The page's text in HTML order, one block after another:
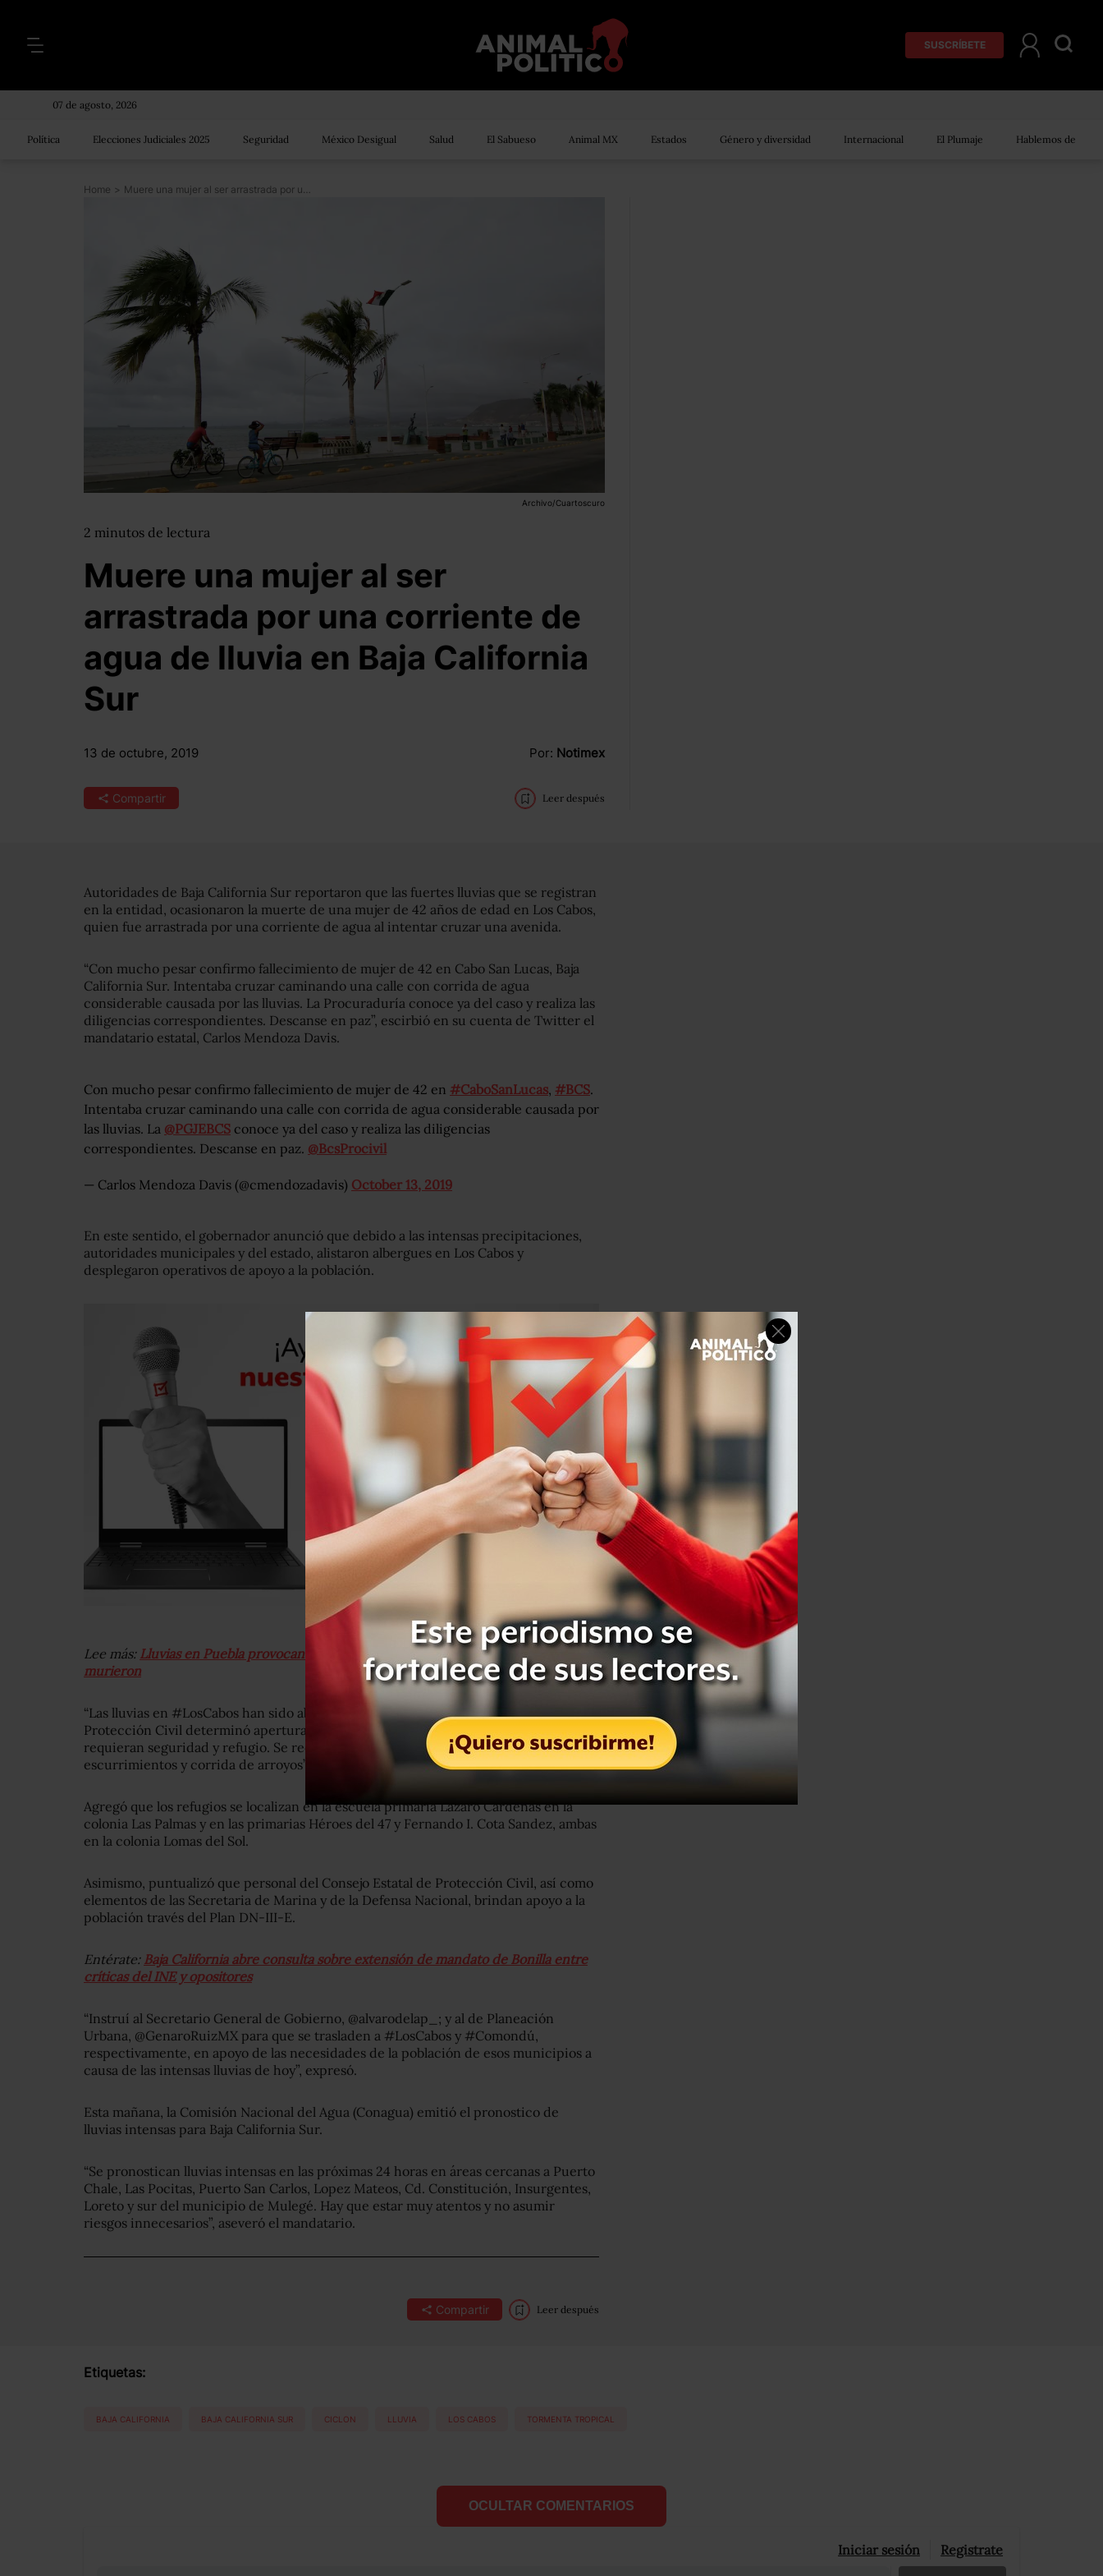
SUSCRÍBETE
07 de agosto, 2026
Política Elecciones Judiciales 2025 Seguridad México Desigual Salud El Sabueso Animal MX Estados Género y diversidad Internacional El Plumaje Hablemos de
Home > Muere una mujer al ser arrastrada por una corriente de agua de lluvia en Baja California Sur
Archivo/Cuartoscuro
2 minutos de lectura
Muere una mujer al ser
arrastrada por una corriente de
agua de lluvia en Baja California
Sur
13 de octubre, 2019 Por: Notimex
Compartir Leer después
Autoridades de Baja California Sur reportaron que las fuertes lluvias que se registran
en la entidad, ocasionaron la muerte de una mujer de 42 años de edad en Los Cabos,
quien fue arrastrada por una corriente de agua al intentar cruzar una avenida.
“Con mucho pesar confirmo fallecimiento de mujer de 42 en Cabo San Lucas, Baja
California Sur. Intentaba cruzar caminando una calle con corrida de agua
considerable causada por las lluvias. La Procuraduría conoce ya del caso y realiza las
diligencias correspondientes. Descanse en paz”, escirbió en su cuenta de Twitter el
mandatario estatal, Carlos Mendoza Davis.
Con mucho pesar confirmo fallecimiento de mujer de 42 en #CaboSanLucas, #BCS.
Intentaba cruzar caminando una calle con corrida de agua considerable causada por
las lluvias. La @PGJEBCS conoce ya del caso y realiza las diligencias
correspondientes. Descanse en paz. @BcsProcivil
— Carlos Mendoza Davis (@cmendozadavis) October 13, 2019
En este sentido, el gobernador anunció que debido a las intensas precipitaciones,
autoridades municipales y del estado, alistaron albergues en Los Cabos y
desplegaron operativos de apoyo a la población.
Lee más: Lluvias en Puebla provocan el deslave de un cerro; al menos seis personas
murieron
“Las lluvias en #LosCabos han sido abundantes por lo que su Consejo Municipal de
Protección Civil determinó aperturar 3 albergues para aquellas personas que
requieran seguridad y refugio. Se recomienda extremar precauciones por
escurrimientos y corrida de arroyos”, dijo.
Agregó que los refugios se localizan en la escuela primaria Lázaro Cárdenas en la
colonia Las Palmas y en las primarias Héroes del 47 y Fernando I. Cota Sandez, ambas
en la colonia Lomas del Sol.
Asimismo, puntualizó que personal del Consejo Estatal de Protección Civil, así como
elementos de las Secretaria de Marina y de la Defensa Nacional, brindan apoyo a la
población través del Plan DN-III-E.
Entérate: Baja California abre consulta sobre extensión de mandato de Bonilla entre
críticas del INE y opositores
“Instruí al Secretario General de Gobierno, @alvarodelap_; y al de Planeación
Urbana, @GenaroRuizMX para que se trasladen a #LosCabos y #Comondú,
respectivamente, en apoyo de las necesidades de la población de esos municipios a
causa de las intensas lluvias de hoy”, expresó.
Esta mañana, la Comisión Nacional del Agua (Conagua) emitió el pronostico de
lluvias intensas para Baja California Sur.
“Se pronostican lluvias intensas en las próximas 24 horas en áreas cercanas a Puerto
Chale, Las Pocitas, Puerto San Carlos, Lopez Mateos, Cd. Constitución, Insurgentes,
Loreto y sur del municipio de Mulegé. Hay que estar muy atentos y no asumir
riesgos innecesarios”, aseveró el mandatario.
Compartir Leer después
Etiquetas:
BAJA CALIFORNIA BAJA CALIFORNIA SUR CICLON LLUVIA LOS CABOS TORMENTA TROPICAL
OCULTAR COMENTARIOS
Iniciar sesión Registrate